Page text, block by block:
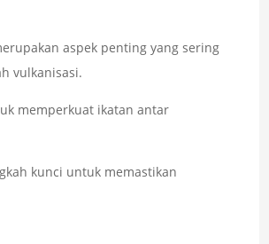
aspek penting yang sering
vulkanisasi.
memperkuat ikatan antar
kunci untuk memastikan